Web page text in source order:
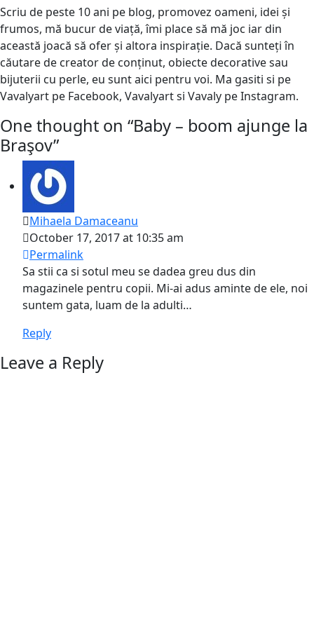
Scriu de peste 10 ani pe blog, promovez oameni, idei și
frumos, mă bucur de viață, îmi place să mă joc iar din
această joacă să ofer și altora inspirație. Dacă sunteți în
căutare de creator de conținut, obiecte decorative sau
bijuterii cu perle, eu sunt aici pentru voi. Ma gasiti si pe
Vavalyart pe Facebook, Vavalyart si Vavaly pe Instagram.
One thought on “Baby – boom ajunge la
Braşov”
Mihaela Damaceanu
October 17, 2017 at 10:35 am
Permalink
Sa stii ca si sotul meu se dadea greu dus din
magazinele pentru copii. Mi-ai adus aminte de ele, noi
suntem gata, luam de la adulti…
Reply
Leave a Reply